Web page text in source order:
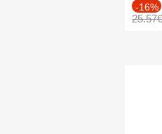
-16%
25.57€